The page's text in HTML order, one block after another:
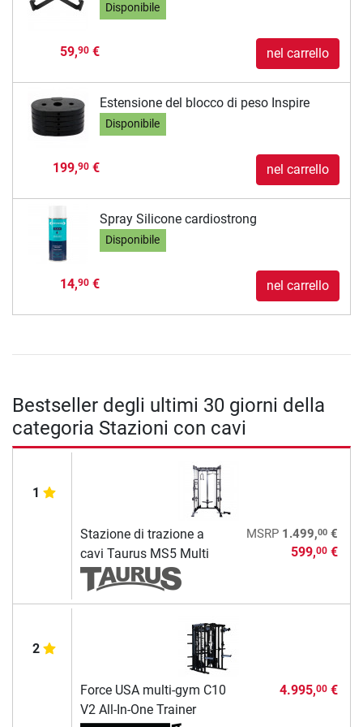
Disponibile
59,90€ nel carrello
Estensione del blocco di peso Inspire
Disponibile
199,90€ nel carrello
Spray Silicone cardiostrong
Disponibile
14,90€ nel carrello
Bestseller degli ultimi 30 giorni della
categoria Stazioni con cavi
1
Stazione di trazione a
cavi Taurus MS5 Multi
MSRP 1.499,00€
599,00€
2
Force USA multi-gym C10
V2 All-In-One Trainer
4.995,00€